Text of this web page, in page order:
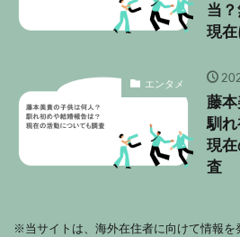
当
現在
エンタメ
藤
馴れ
現在
査
※ 当サイトは、海外在住者に向けて情報を